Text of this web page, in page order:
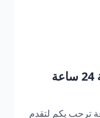
فتح سيارات في دبي | خدمة 24 ساعة
ترحب بكم لتقدم